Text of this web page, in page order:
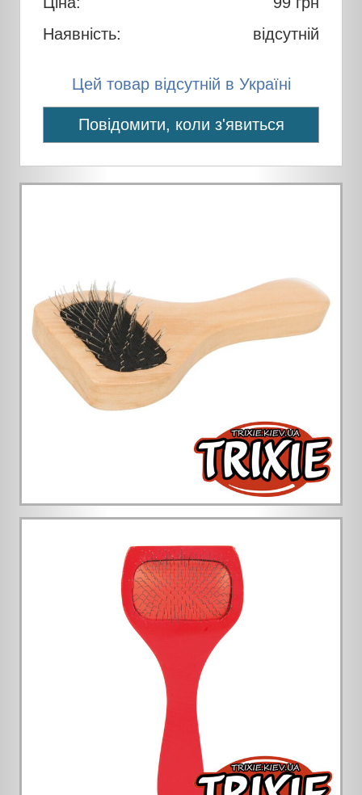
Наявність:
відсутній
Цей товар відсутній в Україні
Повідомити, коли з'явиться